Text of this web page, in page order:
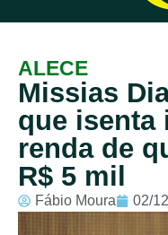
ALECE
Missias
que isenta
renda de
R$ 5 mil
Fábio Moura 02/